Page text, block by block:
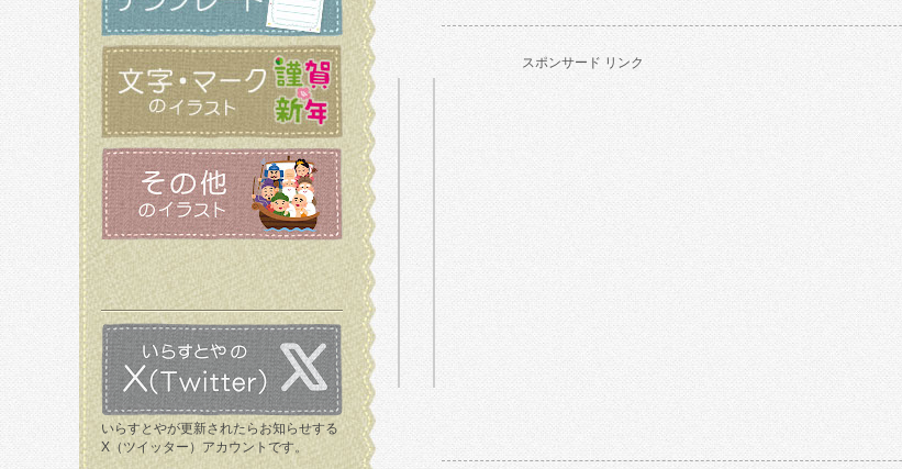
いらすとやが更新されたらお知らせする
X（ツイッター）アカウントです。
スポンサード リンク